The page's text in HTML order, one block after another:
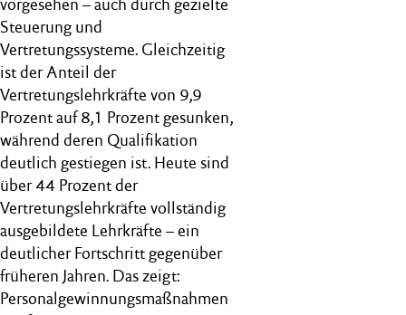
vorgesehen – auch durch gezielte
Steuerung und
Vertretungssysteme. Gleichzeitig
ist der Anteil der
Vertretungslehrkräfte von 9,9
Prozent auf 8,1 Prozent gesunken,
während deren Qualifikation
deutlich gestiegen ist. Heute sind
über 44 Prozent der
Vertretungslehrkräfte vollständig
ausgebildete Lehrkräfte – ein
deutlicher Fortschritt gegenüber
früheren Jahren. Das zeigt:
Personalgewinnungsmaßnahmen